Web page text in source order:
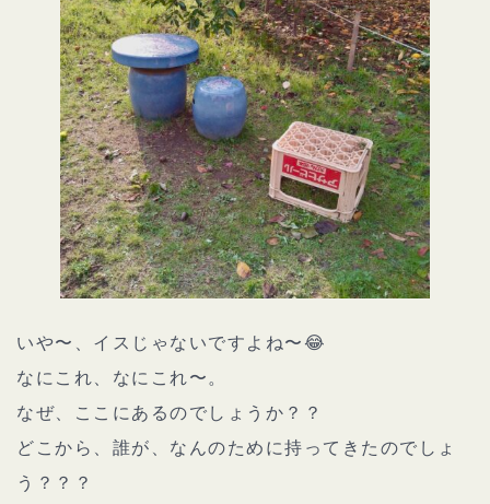
いや〜、イスじゃないですよね〜😂
なにこれ、なにこれ〜。
なぜ、ここにあるのでしょうか？？
どこから、誰が、なんのために持ってきたのでしょ
う？？？